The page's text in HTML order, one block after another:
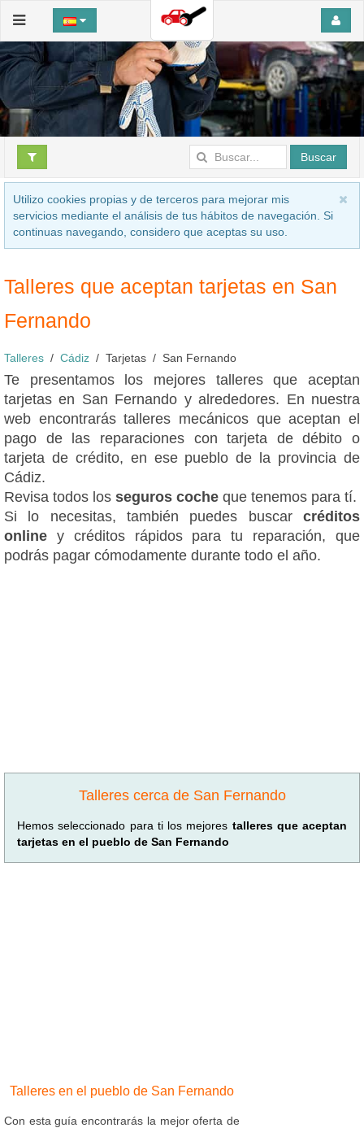
Buscar
Utilizo cookies propias y de terceros para mejorar mis
servicios mediante el análisis de tus hábitos de navegación. Si
continuas navegando, considero que aceptas su uso.
Talleres que aceptan tarjetas en San
Fernando
Talleres Cádiz Tarjetas San Fernando
Te presentamos los mejores talleres que aceptan
tarjetas en San Fernando y alrededores. En nuestra
web encontrarás talleres mecánicos que aceptan el
pago de las reparaciones con tarjeta de débito o
tarjeta de crédito, en ese pueblo de la provincia de
Cádiz.
Revisa todos los seguros coche que tenemos para tí.
Si lo necesitas, también puedes buscar créditos
online y créditos rápidos para tu reparación, que
podrás pagar cómodamente durante todo el año.
Talleres cerca de San Fernando
Hemos seleccionado para ti los mejores talleres que aceptan
tarjetas en el pueblo de San Fernando
Talleres en el pueblo de San Fernando
Con esta guía encontrarás la mejor oferta de